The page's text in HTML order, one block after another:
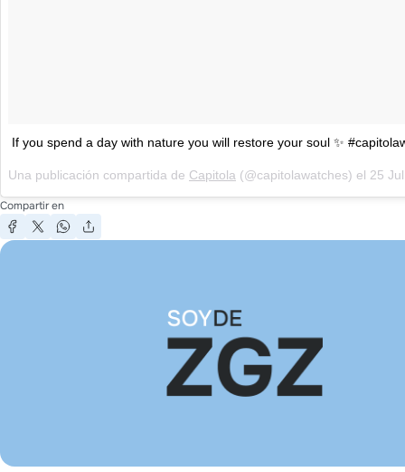
If you spend a day with nature you will restore your soul ✨
Una publicación compartida de Capitola (@capitolawatches) el 25 Jul,
Compartir en